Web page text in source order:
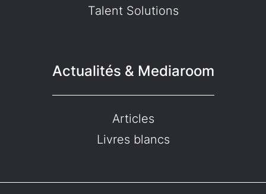
Talent Solutions
Actualités & Mediaroom
Articles
Livres blancs